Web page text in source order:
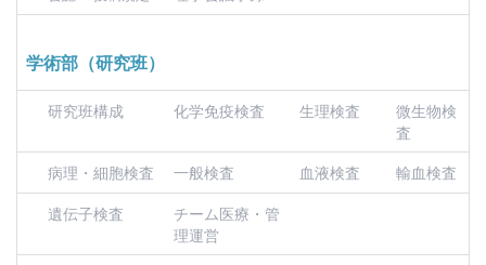
学術部（研究班）
研究班構成 化学免疫検査 生理検査
微生物検
査
病理・細胞検査
一般検査 血液検査
輸血検査
遺伝子検査
チーム医療・管
理運営